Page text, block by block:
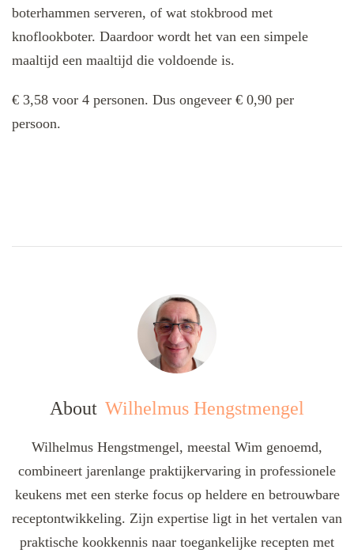
boterhammen serveren, of wat stokbrood met
knoflookboter. Daardoor wordt het van een simpele
maaltijd een maaltijd die voldoende is.
€ 3,58 voor 4 personen. Dus ongeveer € 0,90 per
persoon.
About Wilhelmus Hengstmengel
Wilhelmus Hengstmengel, meestal Wim genoemd,
combineert jarenlange praktijkervaring in professionele
keukens met een sterke focus op heldere en betrouwbare
receptontwikkeling. Zijn expertise ligt in het vertalen van
praktische kookkennis naar toegankelijke recepten met